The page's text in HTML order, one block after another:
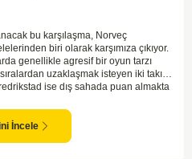
bu karşılaşma, Norveç
biri olarak karşımıza çıkıyor.
genellikle agresif bir oyun tarzı
uzaklaşmak isteyen iki takım
ise dış sahada puan almakta
temposunun yüksek olacağını ve
düşünüyorum.
İncele